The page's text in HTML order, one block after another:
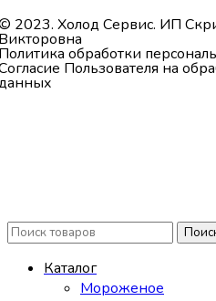
2023. Холод Сервис. ИП
обработки
Пользователя на
Каталог
Мороженое